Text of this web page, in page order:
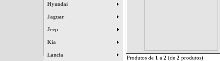
Hyundai
Jaguar
Jeep
Kia
Lancia Produtos de 1 a 2 (de 2 produtos)